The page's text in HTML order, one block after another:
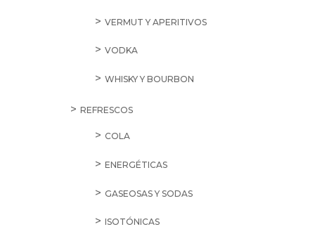
VERMUT Y APERITIVOS
VODKA
WHISKY Y BOURBON
REFRESCOS
COLA
ENERGÉTICAS
GASEOSAS Y SODAS
ISOTÓNICAS